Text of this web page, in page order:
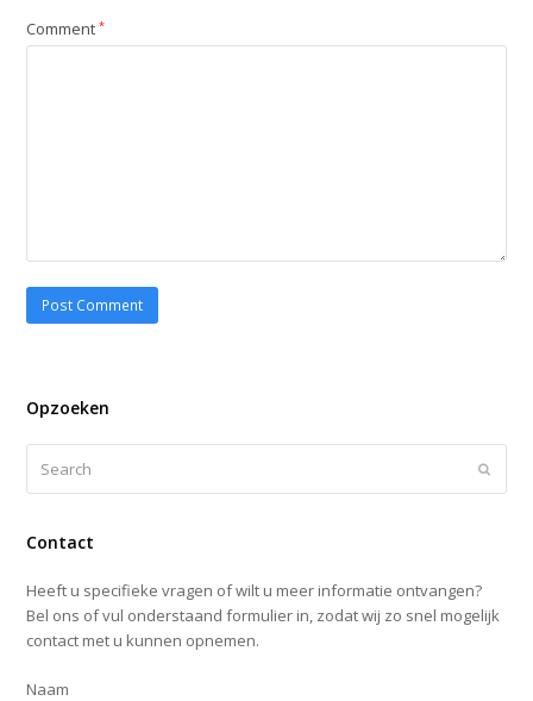
Comment*
Opzoeken
Contact
Heeft u specifieke vragen of wilt u meer informatie ontvangen?
Bel ons of vul onderstaand formulier in, zodat wij zo snel mogelijk
contact met u kunnen opnemen.
Naam